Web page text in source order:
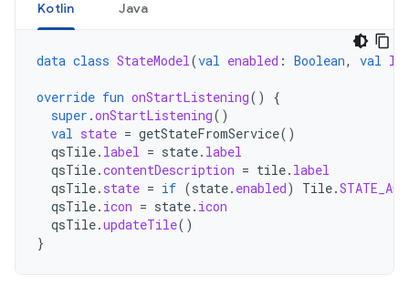
Kotlin Java
data class StateModel(val enabled : Boolean, val
override fun onStartListening()
{
super .onStartListening()
val state = getStateFromService()
qsTile. label = state. label
qsTile.contentDescription = tile. label
qsTile. state = if (state. enabled) Tile.
qsTile. icon = state. icon
qsTile.updateTile()
}